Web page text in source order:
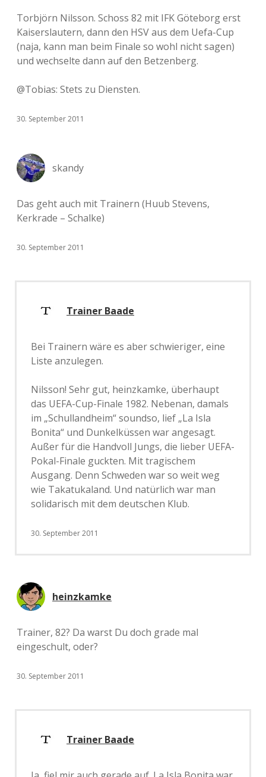
Torbjörn Nilsson. Schoss 82 mit IFK Göteborg erst
Kaiserslautern, dann den HSV aus dem Uefa-Cup
(naja, kann man beim Finale so wohl nicht sagen)
und wechselte dann auf den Betzenberg.
@Tobias: Stets zu Diensten.
30. September 2011
skandy
Das geht auch mit Trainern (Huub Stevens,
Kerkrade – Schalke)
30. September 2011
Trainer Baade
Bei Trainern wäre es aber schwieriger, eine
Liste anzulegen.
Nilsson! Sehr gut, heinzkamke, überhaupt
das UEFA-Cup-Finale 1982. Nebenan, damals
im „Schullandheim“ soundso, lief „La Isla
Bonita“ und Dunkelküssen war angesagt.
Außer für die Handvoll Jungs, die lieber UEFA-
Pokal-Finale guckten. Mit tragischem
Ausgang. Denn Schweden war so weit weg
wie Takatukaland. Und natürlich war man
solidarisch mit dem deutschen Klub.
30. September 2011
heinzkamke
Trainer, 82? Da warst Du doch grade mal
eingeschult, oder?
30. September 2011
Trainer Baade